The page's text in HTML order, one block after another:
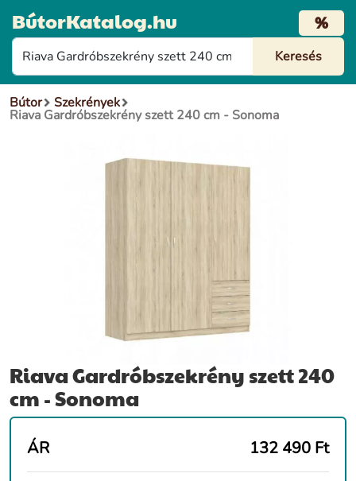
BútorKatalog.hu %
Bútor Szekrények
Riava Gardróbszekrény szett 240 cm - Sonoma
Riava Gardróbszekrény szett 240
cm - Sonoma
ÁR 132 490 Ft